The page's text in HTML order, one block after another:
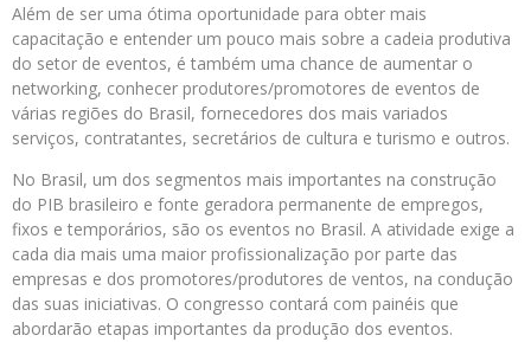
Além de ser uma ótima oportunidade para obter mais
capacitação e entender um pouco mais sobre a cadeia produtiva
do setor de eventos, é também uma chance de aumentar o
networking, conhecer produtores/promotores de eventos de
várias regiões do Brasil, fornecedores dos mais variados
serviços, contratantes, secretários de cultura e turismo e outros.
No Brasil, um dos segmentos mais importantes na construção
do PIB brasileiro e fonte geradora permanente de empregos,
fixos e temporários, são os eventos no Brasil. A atividade exige a
cada dia mais uma maior profissionalização por parte das
empresas e dos promotores/produtores de ventos, na condução
das suas iniciativas. O congresso contará com painéis que
abordarão etapas importantes da produção dos eventos.